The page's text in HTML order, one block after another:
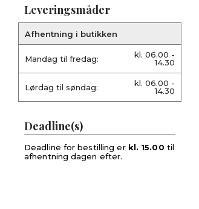
Leveringsmåder
Afhentning i butikken
Mandag til fredag:
kl. 06.00 -
14.30
Lørdag til søndag:
kl. 06.00 -
14.30
Deadline(s)
Deadline for bestilling er kl. 15.00 til
afhentning dagen efter.